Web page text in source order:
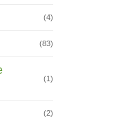
(4)
(83)
(1)
(2)